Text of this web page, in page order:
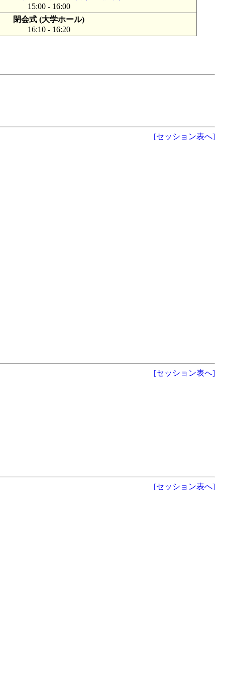
15:00 - 16:00
閉会式 (大学ホール)
16:10 - 16:20
[セッション表へ]
[セッション表へ]
[セッション表へ]